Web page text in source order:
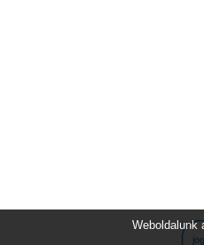
Weboldalunk